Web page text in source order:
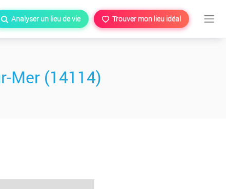
Analyser un lieu de vie Trouver mon lieu idéal
Mer (14114)